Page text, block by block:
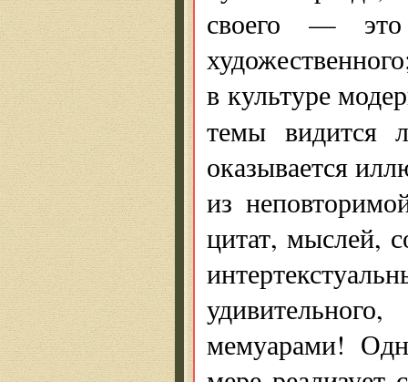
своего — это
в культуре
темы
оказывается
из
цитат, мыслей,
мемуарами!